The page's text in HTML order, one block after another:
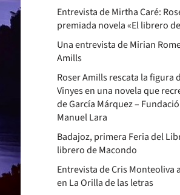
Entrevista de Mirtha Caré:
premiada novela «El librero
Una entrevista de Mirian
Amills
Roser Amills rescata la figura
Vinyes en una novela que
de García Márquez –
Manuel Lara
Badajoz, primera Feria del
librero de Macondo
Entrevista de Cris Monteoliva
en La Orilla de las letras